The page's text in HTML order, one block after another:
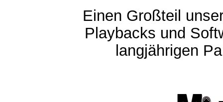
Einen Großteil
Playbacks und
langjährigen